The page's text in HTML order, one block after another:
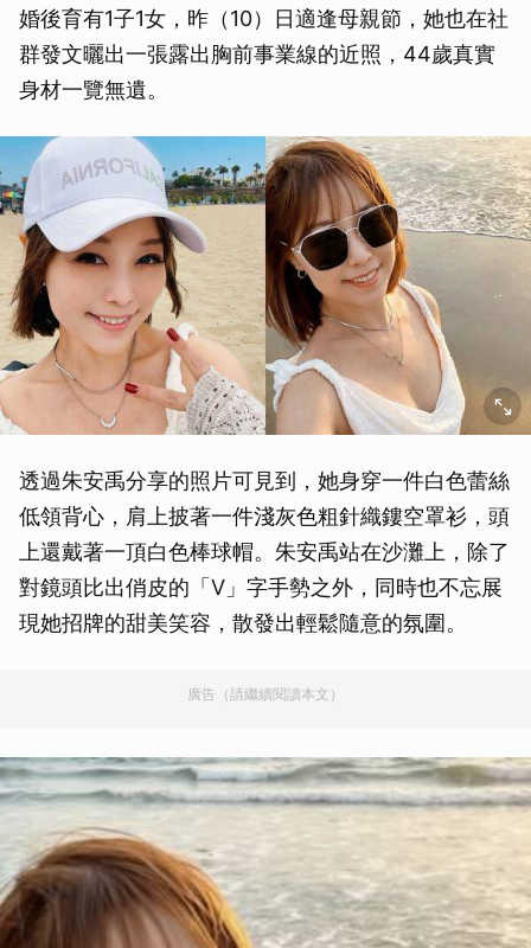
婚後育有1子1女，昨（10）日適逢母親節，她也在社
群發文曬出一張露出胸前事業線的近照，44歲真實
身材一覽無遺。
透過朱安禹分享的照片可見到，她身穿一件白色蕾絲
低領背心，肩上披著一件淺灰色粗針織鏤空罩衫，頭
上還戴著一頂白色棒球帽。朱安禹站在沙灘上，除了
對鏡頭比出俏皮的「V」字手勢之外，同時也不忘展
現她招牌的甜美笑容，散發出輕鬆隨意的氛圍。
廣告（請繼續閱讀本文）